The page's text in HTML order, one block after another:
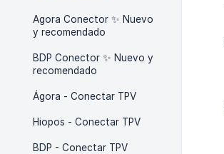
Agora Conector ✨ Nuevo
y recomendado
BDP Conector ✨ Nuevo y
recomendado
Ágora - Conectar TPV
Hiopos - Conectar TPV
BDP - Conectar TPV